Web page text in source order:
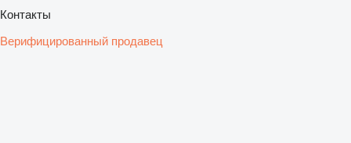
Контакты
Верифицированный продавец